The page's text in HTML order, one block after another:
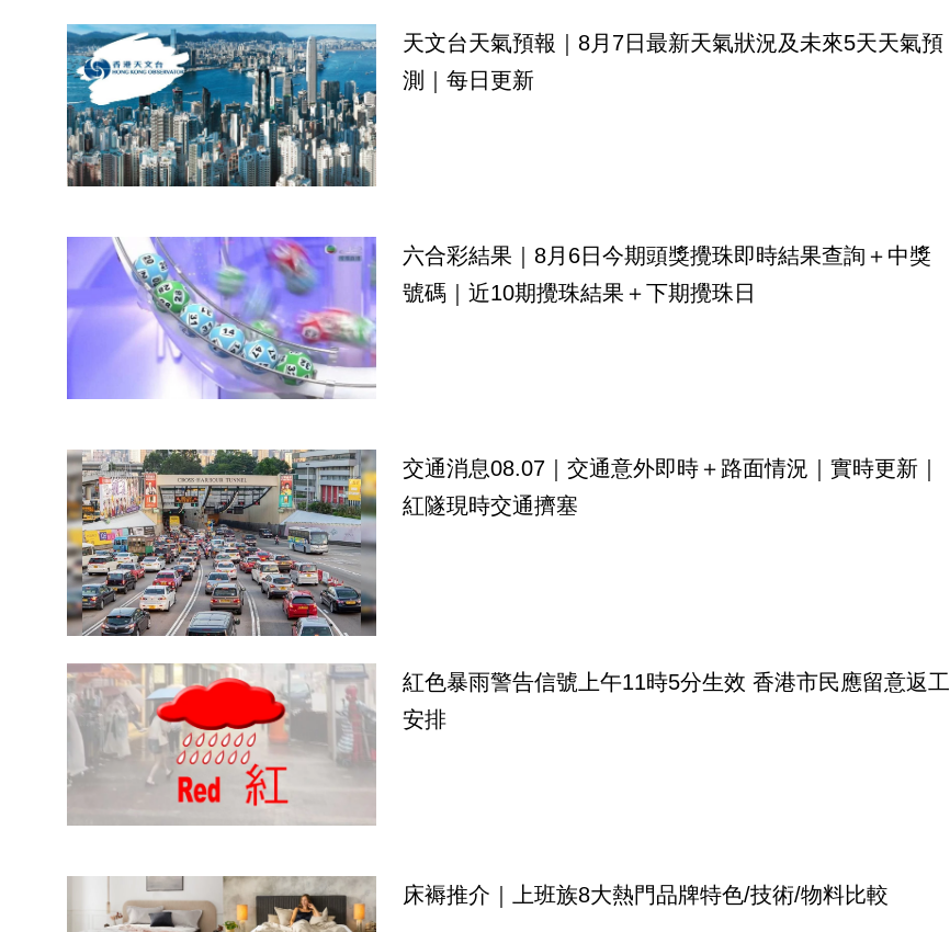
天文台天氣預報｜8月7日最新天氣狀況及未來5天天氣預
測｜每日更新
六合彩結果｜8月6日今期頭獎攪珠即時結果查詢＋中獎
號碼｜近10期攪珠結果＋下期攪珠日
交通消息08.07｜交通意外即時＋路面情況｜實時更新｜
紅隧現時交通擠塞
紅色暴雨警告信號上午11時5分生效 香港市民應留意返工
安排
床褥推介｜上班族8大熱門品牌特色/技術/物料比較